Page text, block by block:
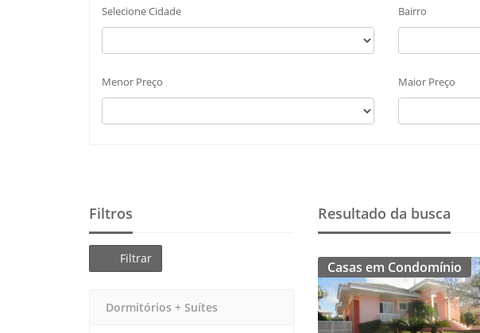
Selecione Cidade Bairro
Menor Preço Maior Preço
Filtros
Filtrar
Dormitórios + Suítes
Resultado da busca
Casas em Condomínio